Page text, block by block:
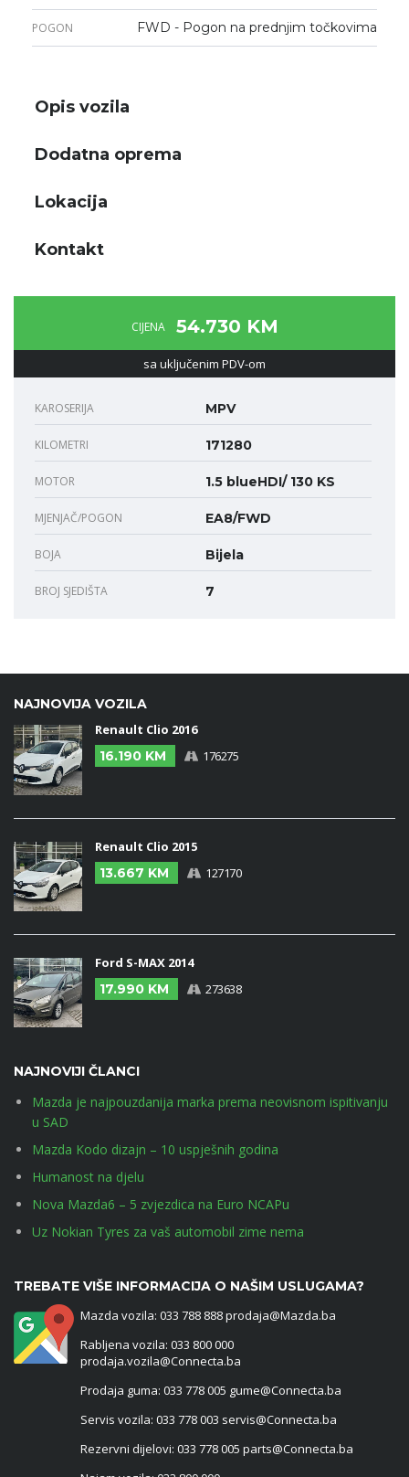
POGON FWD - Pogon na prednjim točkovima
Opis vozila
Dodatna oprema
Lokacija
Kontakt
CIJENA 54.730 KM
sa uključenim PDV-om
KAROSERIJA MPV
KILOMETRI 171280
MOTOR 1.5 blueHDI/ 130 KS
MJENJAČ/POGON EA8/FWD
BOJA Bijela
BROJ SJEDIŠTA 7
NAJNOVIJA VOZILA
Renault Clio 2016
16.190 KM
176275
Renault Clio 2015
13.667 KM
127170
Ford S-MAX 2014
17.990 KM
273638
NAJNOVIJI ČLANCI
Mazda je najpouzdanija marka prema neovisnom ispitivanju
u SAD
Mazda Kodo dizajn – 10 uspješnih godina
Humanost na djelu
Nova Mazda6 – 5 zvjezdica na Euro NCAPu
Uz Nokian Tyres za vaš automobil zime nema
TREBATE VIŠE INFORMACIJA O NAŠIM USLUGAMA?
Mazda vozila: 033 788 888 prodaja@Mazda.ba
Rabljena vozila: 033 800 000
prodaja.vozila@Connecta.ba
Prodaja guma: 033 778 005 gume@Connecta.ba
Servis vozila: 033 778 003 servis@Connecta.ba
Rezervni dijelovi: 033 778 005 parts@Connecta.ba